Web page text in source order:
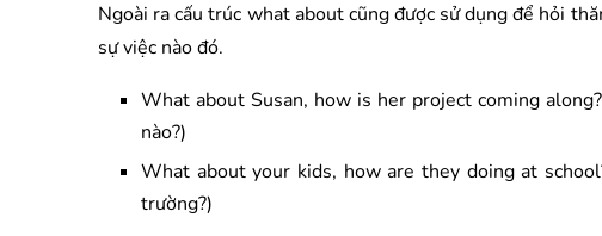
Ngoài ra cấu trúc what about cũng được sử dụng để hỏi
sự việc nào đó.
What about Susan, how is her project coming
nào?)
What about your kids, how are they doing at
trường?)